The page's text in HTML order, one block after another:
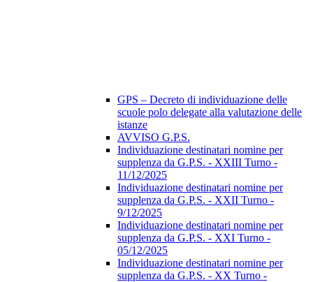
GPS – Decreto di individuazione delle
scuole polo delegate alla valutazione delle
istanze
AVVISO G.P.S.
Individuazione destinatari nomine per
supplenza da G.P.S. - XXIII Turno -
11/12/2025
Individuazione destinatari nomine per
supplenza da G.P.S. - XXII Turno -
9/12/2025
Individuazione destinatari nomine per
supplenza da G.P.S. - XXI Turno -
05/12/2025
Individuazione destinatari nomine per
supplenza da G.P.S. - XX Turno -